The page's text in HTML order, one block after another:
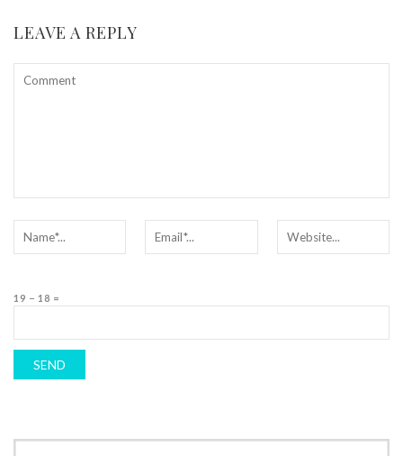
LEAVE A REPLY
19 − 18 =